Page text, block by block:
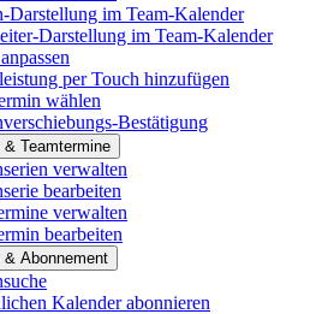
Darstellung im Team-Kalender
Darstellung im Team-Kalender
per Touch hinzufügen
wählen
Bestätigung
& Teamtermine
verwalten
bearbeiten
verwalten
bearbeiten
& Abonnement
Kalender abonnieren